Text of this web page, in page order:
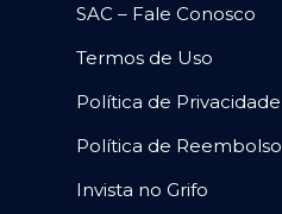
SAC – Fale Conosco
Termos de Uso
Política de Privacidade
Política de Reembolso
Invista no Grifo